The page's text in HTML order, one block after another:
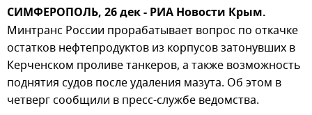
СИМФЕРОПОЛЬ, 26 дек - РИА Новости Крым.
Минтранс России прорабатывает вопрос по откачке
остатков нефтепродуктов из корпусов затонувших в
Керченском проливе танкеров, а также возможность
поднятия судов после удаления мазута. Об этом в
четверг сообщили в пресс-службе ведомства.